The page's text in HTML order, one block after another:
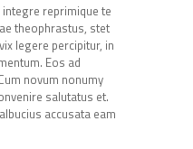
reprimique te
theophrastus, stet
legere percipitur, in
Eos ad
novum nonumy
salutatus et.
accusata eam